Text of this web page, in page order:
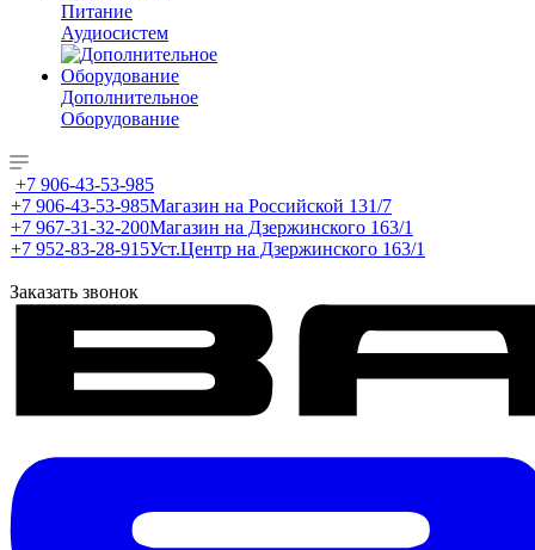
Питание
Аудиосистем
Дополнительное
Оборудование
+7 906-43-53-985
+7 906-43-53-985Магазин на Российской 131/7
+7 967-31-32-200Магазин на Дзержинского 163/1
+7 952-83-28-915Уст.Центр на Дзержинского 163/1
Заказать звонок